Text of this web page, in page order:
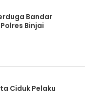
Bandar
Binjai
Ciduk Pelaku